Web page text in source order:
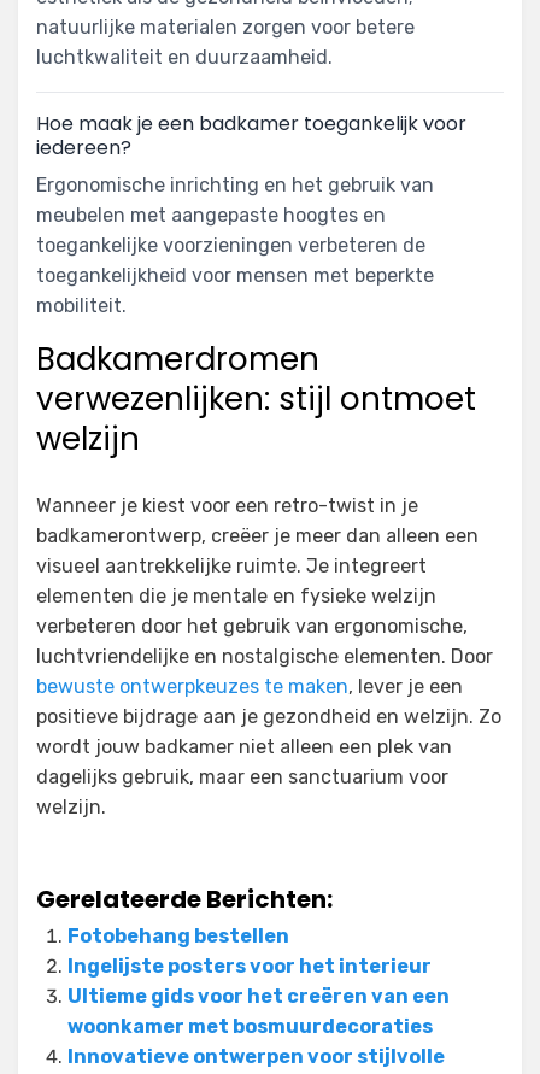
natuurlijke materialen zorgen voor betere
luchtkwaliteit en duurzaamheid.
Hoe maak je een badkamer toegankelijk voor
iedereen?
Ergonomische inrichting en het gebruik van
meubelen met aangepaste hoogtes en
toegankelijke voorzieningen verbeteren de
toegankelijkheid voor mensen met beperkte
mobiliteit.
Badkamerdromen
verwezenlijken: stijl ontmoet
welzijn
Wanneer je kiest voor een retro-twist in je
badkamerontwerp, creëer je meer dan alleen een
visueel aantrekkelijke ruimte. Je integreert
elementen die je mentale en fysieke welzijn
verbeteren door het gebruik van ergonomische,
luchtvriendelijke en nostalgische elementen. Door
bewuste ontwerpkeuzes te maken, lever je een
positieve bijdrage aan je gezondheid en welzijn. Zo
wordt jouw badkamer niet alleen een plek van
dagelijks gebruik, maar een sanctuarium voor
welzijn.
Gerelateerde Berichten:
Fotobehang bestellen
Ingelijste posters voor het interieur
Ultieme gids voor het creëren van een
woonkamer met bosmuurdecoraties
Innovatieve ontwerpen voor stijlvolle